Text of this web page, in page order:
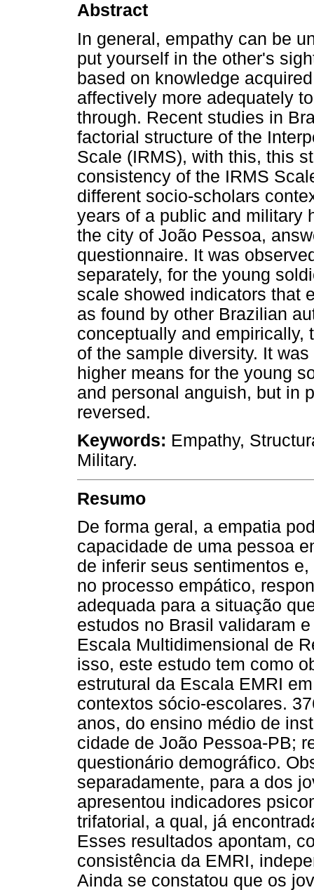
Abstract
In general, empathy can be
put yourself in the other's
based on knowledge
affectively more adequately
through. Recent studies in
factorial structure of the
Scale (IRMS), with this, this
consistency of the IRMS
different socio-scholars
years of a public and military
the city of João Pessoa,
questionnaire. It was
separately, for the young
scale showed indicators that
as found by other Brazilian
conceptually and empirically,
of the sample diversity. It
higher means for the young
and personal anguish, but in
reversed.
Keywords: Empathy,
Military.
Resumo
De forma geral, a empatia
capacidade de uma pessoa
de inferir seus sentimentos
no processo empático,
adequada para a situação
estudos no Brasil validaram
Escala Multidimensional de
isso, este estudo tem como
estrutural da Escala EMRI
contextos sócio-escolares.
anos, do ensino médio de
cidade de João Pessoa-PB;
questionário demográfico.
separadamente, para a dos
apresentou indicadores
trifatorial, a qual, já
Esses resultados apontam,
consistência da EMRI,
Ainda se constatou que os